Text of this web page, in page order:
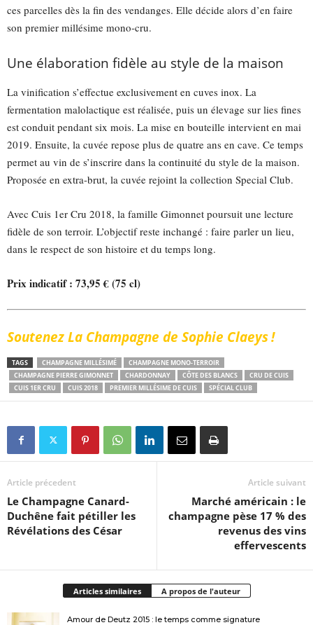
ces parcelles dès la fin des vendanges. Elle décide alors d’en faire
son premier millésime mono-cru.
Une élaboration fidèle au style de la maison
La vinification s’effectue exclusivement en cuves inox. La
fermentation malolactique est réalisée, puis un élevage sur lies fines
est conduit pendant six mois. La mise en bouteille intervient en mai
2019. Ensuite, la cuvée repose plus de quatre ans en cave. Ce temps
permet au vin de s’inscrire dans la continuité du style de la maison.
Proposée en extra-brut, la cuvée rejoint la collection Special Club.
Avec Cuis 1er Cru 2018, la famille Gimonnet poursuit une lecture
fidèle de son terroir. L’objectif reste inchangé : faire parler un lieu,
dans le respect de son histoire et du temps long.
Prix indicatif : 73,95 € (75 cl)
Soutenez La Champagne de Sophie Claeys !
TAGS CHAMPAGNE MILLÉSIMÉ
CHAMPAGNE MONO-TERROIR
CHAMPAGNE PIERRE GIMONNET
CHARDONNAY CÔTE DES BLANCS
CRU DE CUIS
CUIS 1ER CRU
CUIS 2018 PREMIER MILLÉSIME DE CUIS SPÉCIAL CLUB
Article précedent
Le Champagne Canard-
Duchêne fait pétiller les
Révélations des César
Article suivant
Marché américain : le
champagne pèse 17 % des
revenus des vins
effervescents
Articles similaires A propos de l'auteur
Amour de Deutz 2015 : le temps comme signature